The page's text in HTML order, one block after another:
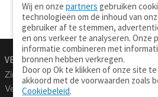
VERTALEN.NU
Zinnen vertalen
Verklarend woordenboek
Over
Wij en onzepartners gebruiken
technologieën om de inhoud van
gebruiker af te stemmen,
en ons verkeer te analyseren. Onze
informatie combineren met
bronnen hebben verkregen.
Door op Ok te klikken of onze site
akkoord met de voorwaarden zoals
Cookiebeleid.